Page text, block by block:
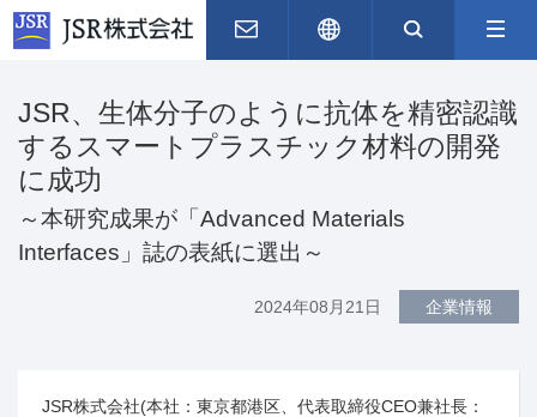
お問い合わせEnglish サイト内
JSR、生体分子のように抗体を精密認識
するスマートプラスチック材料の開発
に成功
～本研究成果が「Advanced Materials
Interfaces」誌の表紙に選出～
2024年08月21日 企業情報
JSR株式会社(本社：東京都港区、代表取締役CEO兼社長：